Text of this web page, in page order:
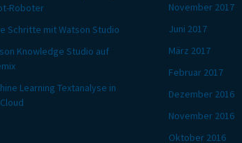
Roboter
Schritte mit Watson Studio
Knowledge Studio auf
Learning Textanalyse in
November 2017
Juni 2017
März 2017
Februar 2017
Dezember 2016
November 2016
Oktober 2016